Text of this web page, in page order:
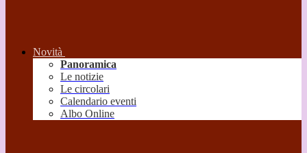
Novità
Panoramica
Le notizie
Le circolari
Calendario eventi
Albo Online